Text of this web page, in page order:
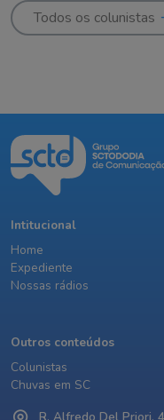
Todos os colunistas
Intitucional
Home
Expediente
Nossas rádios
Outros conteúdos
Colunistas
Chuvas em SC
R. Alfredo Del Priori,